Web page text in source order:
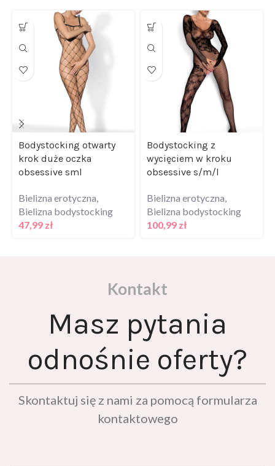
Bodystocking otwarty
krok duże oczka
obsessive sml
Bielizna erotyczna
Bielizna bodystocking
47,99
zł
Bodystocking z
wycięciem w kroku
obsessive s/m/l
Bielizna erotyczna
Bielizna bodystocking
100,99
zł
Kontakt
Masz pytania
odnośnie oferty?
Skontaktuj się z nami za pomocą formularza
kontaktowego